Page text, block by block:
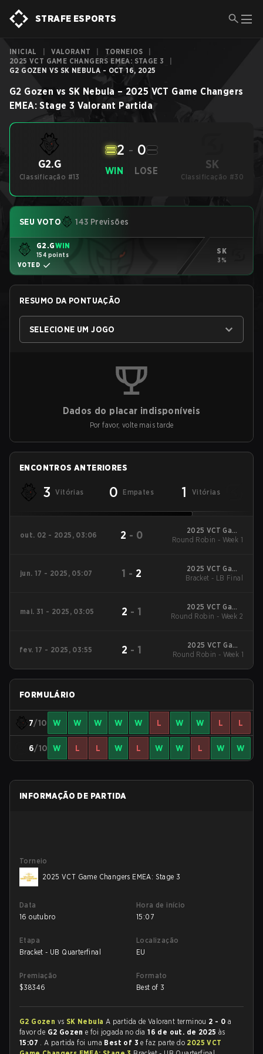
STRAFE ESPORTS
INICIAL VALORANT TORNEIOS
2025 VCT GAME CHANGERS EMEA: STAGE 3
G2 GOZEN VS SK NEBULA - OCT 16, 2025
G2 Gozen vs SK Nebula – 2025 VCT Game Changers
EMEA: Stage 3 Valorant Partida
G2.G
Classificação #13
WIN
2 - 0
LOSE SK
Classificação #30
SEU VOTO 143 Previsões
G2.GWIN
154 points
VOTED
SK
3%
RESUMO DA PONTUAÇÃO
SELECIONE UM JOGO
Dados do placar indisponíveis
Por favor, volte mais tarde
ENCONTROS ANTERIORES
3 Vitórias 0 Empates 1 Vitórias
out. 02 - 2025, 03:06 2 - 0
2025 VCT Game
Changers EMEA: Stage
Round Robin - Week 1
jun. 17 - 2025, 05:07 1 - 2
2025 VCT Game
Changers EMEA: Stage
Bracket - LB Final
mai. 31 - 2025, 03:05 2 - 1
2025 VCT Game
Changers EMEA: Stage
Round Robin - Week 2
fev. 17 - 2025, 03:55 2 - 1
2025 VCT Game
Changers EMEA: Stage
Round Robin - Week 1
FORMULÁRIO
7/10 W W W W W L W W L L
6/10 W L L W L W W L W W
INFORMAÇÃO DE PARTIDA
Torneio
2025 VCT Game Changers EMEA: Stage 3
Data
16 outubro
Hora de início
15:07
Etapa
Bracket - UB Quarterfinal
Localização
EU
Premiação
$38346
Formato
Best of 3
G2 Gozen vs SK Nebula A partida de Valorant terminou 2 - 0 a
favor de G2 Gozene foi jogada no dia16 de out. de 2025 às
15:07 . A partida foi uma Best of 3e faz parte do 2025 VCT